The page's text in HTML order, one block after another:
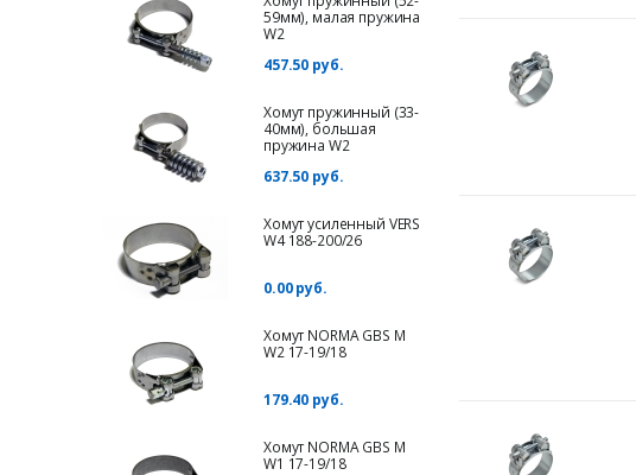
59мм), малая пружина
W2
457.50 руб.
Хомут пружинный (33-
40мм), большая
пружина W2
637.50 руб.
Хомут усиленный VERS
W4 188-200/26
0.00 руб.
Хомут NORMA GBS M
W2 17-19/18
179.40 руб.
Хомут NORMA GBS М
W1 17-19/18